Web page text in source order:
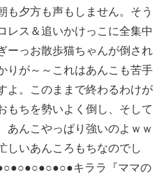
も夕方も声もしません。そう
レス＆追いかけっこに全集中
ーっお散歩猫ちゃんが倒され
りが～～これはあんこも苦手
よ。このままで終わるわけが
もちを勢いよく倒し、そして
あんこやっぱり強いのよｗｗ
しいあんころもちなのでし
キララ『ママの